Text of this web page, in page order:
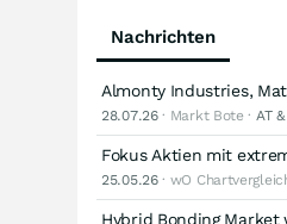
Nachrichten
Almonty Industries,
28.07.26· Markt Bote · AT
Fokus Aktien mit
25.05.26· wO
Hybrid Bonding Market